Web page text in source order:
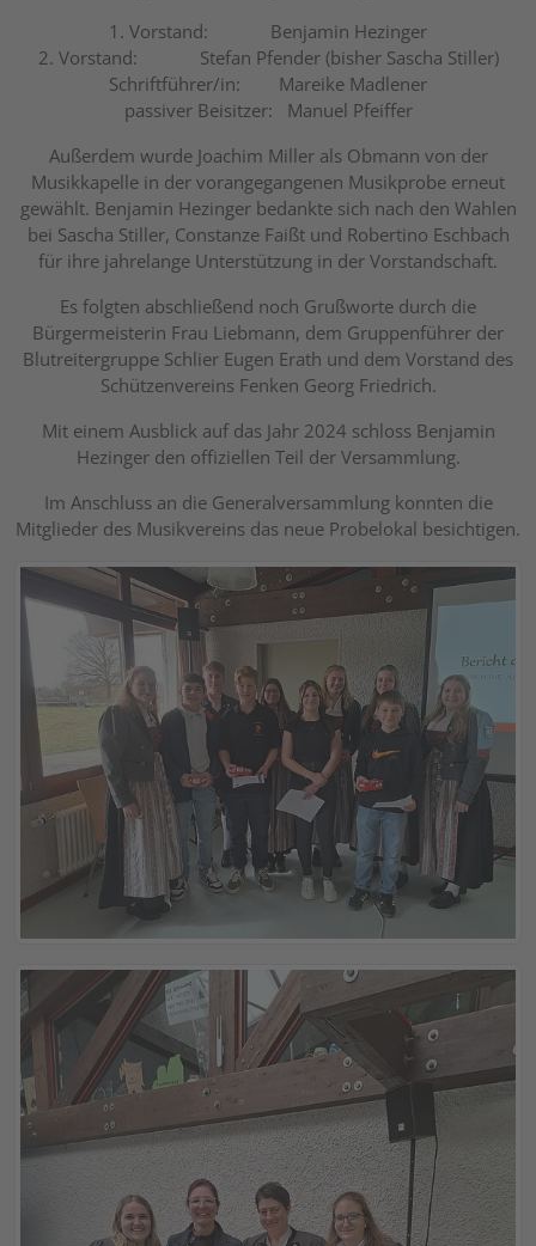
1. Vorstand: Benjamin Hezinger
2. Vorstand: Stefan Pfender (bisher Sascha Stiller)
Schriftführer/in: Mareike Madlener
passiver Beisitzer: Manuel Pfeiffer
Außerdem wurde Joachim Miller als Obmann von der
Musikkapelle in der vorangegangenen Musikprobe erneut
gewählt. Benjamin Hezinger bedankte sich nach den Wahlen
bei Sascha Stiller, Constanze Faißt und Robertino Eschbach
für ihre jahrelange Unterstützung in der Vorstandschaft.
Es folgten abschließend noch Grußworte durch die
Bürgermeisterin Frau Liebmann, dem Gruppenführer der
Blutreitergruppe Schlier Eugen Erath und dem Vorstand des
Schützenvereins Fenken Georg Friedrich.
Mit einem Ausblick auf das Jahr 2024 schloss Benjamin
Hezinger den offiziellen Teil der Versammlung.
Im Anschluss an die Generalversammlung konnten die
Mitglieder des Musikvereins das neue Probelokal besichtigen.